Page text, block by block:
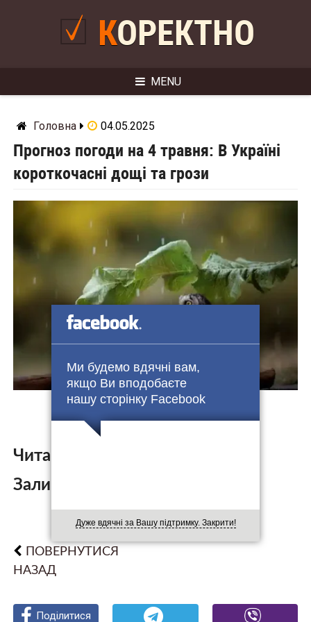
Ми будемо вдячні вам,
якщо Ви вподобаєте
нашу сторінку Facebook
Дуже вдячні за Вашу підтримку. Закрити!
КОРЕКТНО
MENU
Головна 04.05.2025
Прогноз погоди на 4 травня: В Україні
короткочасні дощі та грози
Читайте також:
Залишити коментар:
ПОВЕРНУТИСЯ
НАЗАД
Поділитися